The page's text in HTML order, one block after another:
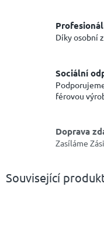
Díky osobní
Sociální
férovou
Doprava
Zasíláme
Související